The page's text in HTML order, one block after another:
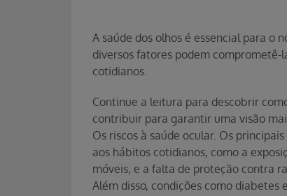
A saúde dos olhos é essencial para o
diversos fatores podem
cotidianos.
Continue a leitura para descobrir
contribuir para garantir uma visão
Os riscos à saúde ocular. Os
aos hábitos cotidianos, como a
móveis, e a falta de proteção contra
Além disso, condições como diabetes